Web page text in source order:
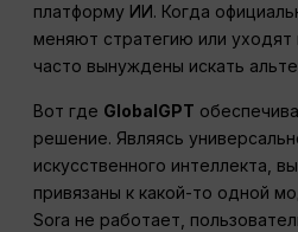
платформу ИИ. Когда
меняют стратегию или уходят
часто вынуждены искать
Вот где GlobalGPT
решение. Являясь
искусственного интеллекта,
привязаны к какой-то одной
Sora не работает,